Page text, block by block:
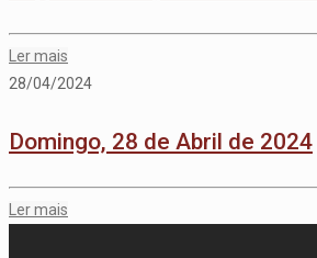
Ler mais
28/04/2024
Domingo, 28 de Abril de 2024
Ler mais